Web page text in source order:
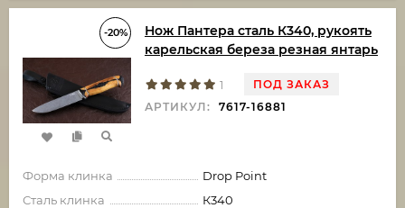
-20%
Нож Пантера сталь К340, рукоять
карельская береза резная янтарь
1
ПОД ЗАКАЗ
АРТИКУЛ:
7617-16881
Форма клинка
Drop Point
Сталь клинка
К340